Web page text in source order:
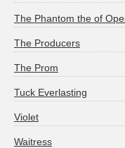
The Phantom the of
The Producers
The Prom
Tuck Everlasting
Violet
Waitress